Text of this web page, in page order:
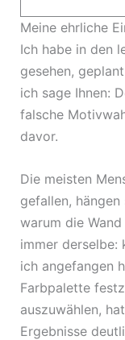
Meine ehrliche
Ich habe in den
gesehen,
ich sage Ihnen:
falsche
davor.
Die meisten
gefallen,
warum die
immer derselbe:
ich angefangen
Farbpalette
auszuwählen,
Ergebnisse